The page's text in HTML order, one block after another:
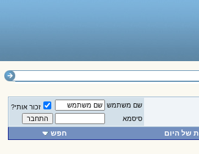
שם משתמש
זכור אותי?
סיסמא
של היום חפש